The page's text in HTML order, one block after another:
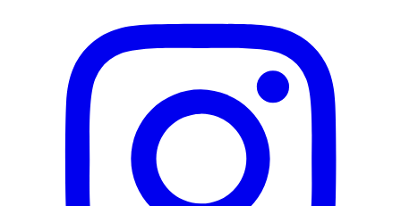
Nom du fabricant
N° d’article du fabricant
Garantie du fabricant
0 mois
Informations sur la garantie
CANNABISS